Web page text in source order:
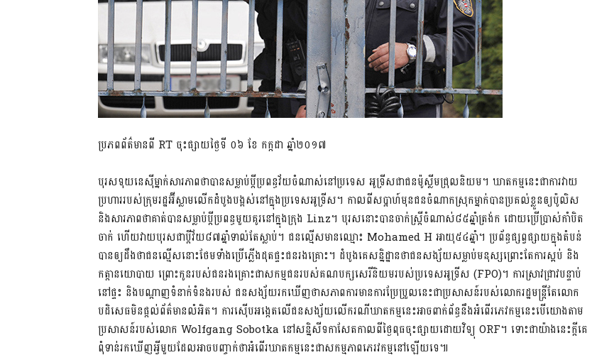
ប្រភពព័ត៌មានពី RT ចុះផ្សាយថ្ងៃទី ០៦ ខែ កក្កដា ឆ្នាំ២០១៧
បុរសទុយនេស៊ីម្នាក់សារភាពថាបានសម្លាប់ប្តីប្រពន្ធវ័យចំណាស់នៅប្រទេស អូទ្រីសជាជនម៉ូស្លីមជ្រុលនិយម។ ឃាតកម្មនេះជាការវាយ
ប្រហាររបស់ក្រុមរដ្ឋអ៊ីស្លាមលើកដំបូងបង្អស់នៅក្នុងប្រទេសអូទ្រីស។ កាលពីសប្តាហ៍មុនជនចំណាកស្រុកម្នាក់បានប្រគល់ខ្លួនឲ្យប៉ូលិស
និងសារភាពថាគាត់បានសម្លាប់ប្តីប្រពន្ធមួយគូរនៅក្នុងក្រុង Linz។ បុរសនោះបានចាក់ស្រ្តីចំណាស់៨៥ឆ្នាំត្រង់ក ដោយប្រើប្រាស់កាំបិត
ចាក់ ហើយវាយបុរសជាប្តីវ័យ៨៧ឆ្នាំទាល់តែស្លាប់។ ជនល្មើសមានឈ្មោះ Mohamed H អាយុ៥៤ឆ្នាំ។ ប្រព័ន្ធផ្សព្វផ្សាយក្នុងតំបន់
បានឲ្យដឹងថាជនល្មើសនោះថែមទាំងប្រើភ្លើងដុតផ្ទះជនរងគ្រោះ។ ដំបូងគេសន្និដ្ឋានថាជនសង្ស័យសម្លាប់មនុស្សព្រោះតែការស្អប់ និង
កត្តានយោបាយ ព្រោះកូនរបស់ជនរងគ្រោះជាសកម្មជនរបស់គណបក្សសេរីនិយមរបស់ប្រទេសអូទ្រីស (FPO)។ ការស្រាវជ្រាវបន្ទាប់
នៅផ្ទះ និងបណ្តាញទំនាក់ទំនងរបស់ ជនសង្ស័យរកឃើញថាសភាពការមានការប្រែប្រួលនេះជាប្រសាសន៍របស់លោករដ្ឋមន្រ្តីតែលោក
បដិសេធមិនផ្តល់ព័ត៌មានលំអិត។ ការស៊ើបអង្កេតលើជនសង្ស័យលើករណីឃាតកម្មនេះអាចពាក់ព័ន្ធនឹងអំពើរភេវកម្មនេះបើយោងតាម
ប្រសាសន៍របស់លោក Wolfgang Sobotka នៅសន្និសីទកាសែតកាលពីថ្ងៃពុធចុះផ្សាយដោយវិទ្យុ ORF។ ទោះជាយ៉ាងនេះក្តីគេ
ពុំទាន់រកឃើញអ្វីមួយដែលអាចបញ្ចាក់ថាអំពើរឃាតកម្មនេះជាសកម្មភាពភេរវកម្មនៅឡើយទេ៕